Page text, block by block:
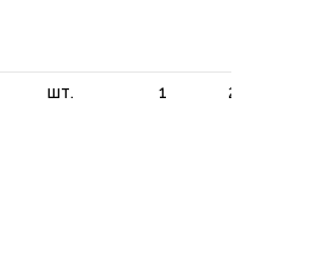
шт. 1 2800,00